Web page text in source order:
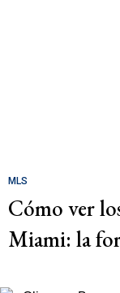
MLS
Cómo ver
Miami: la